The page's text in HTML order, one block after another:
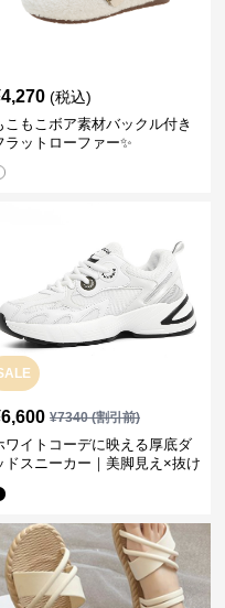
4,270 (税込)
こもこボア素材バックル付き
ラットローファー✨
6,600 ¥7340(割引前)
ワイトコーデに映える厚底ダ
ドスニーカー｜美脚見え×抜け